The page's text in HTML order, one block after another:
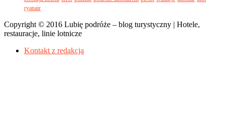
ryanair
Copyright © 2016 Lubię podróże – blog turystyczny | Hotele,
restauracje, linie lotnicze
Kontakt z redakcją